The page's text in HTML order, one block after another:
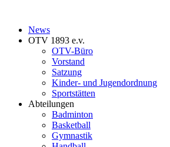
News
OTV 1893 e.v.
OTV-Büro
Vorstand
Satzung
Kinder- und Jugendordnung
Sportstätten
Abteilungen
Badminton
Basketball
Gymnastik